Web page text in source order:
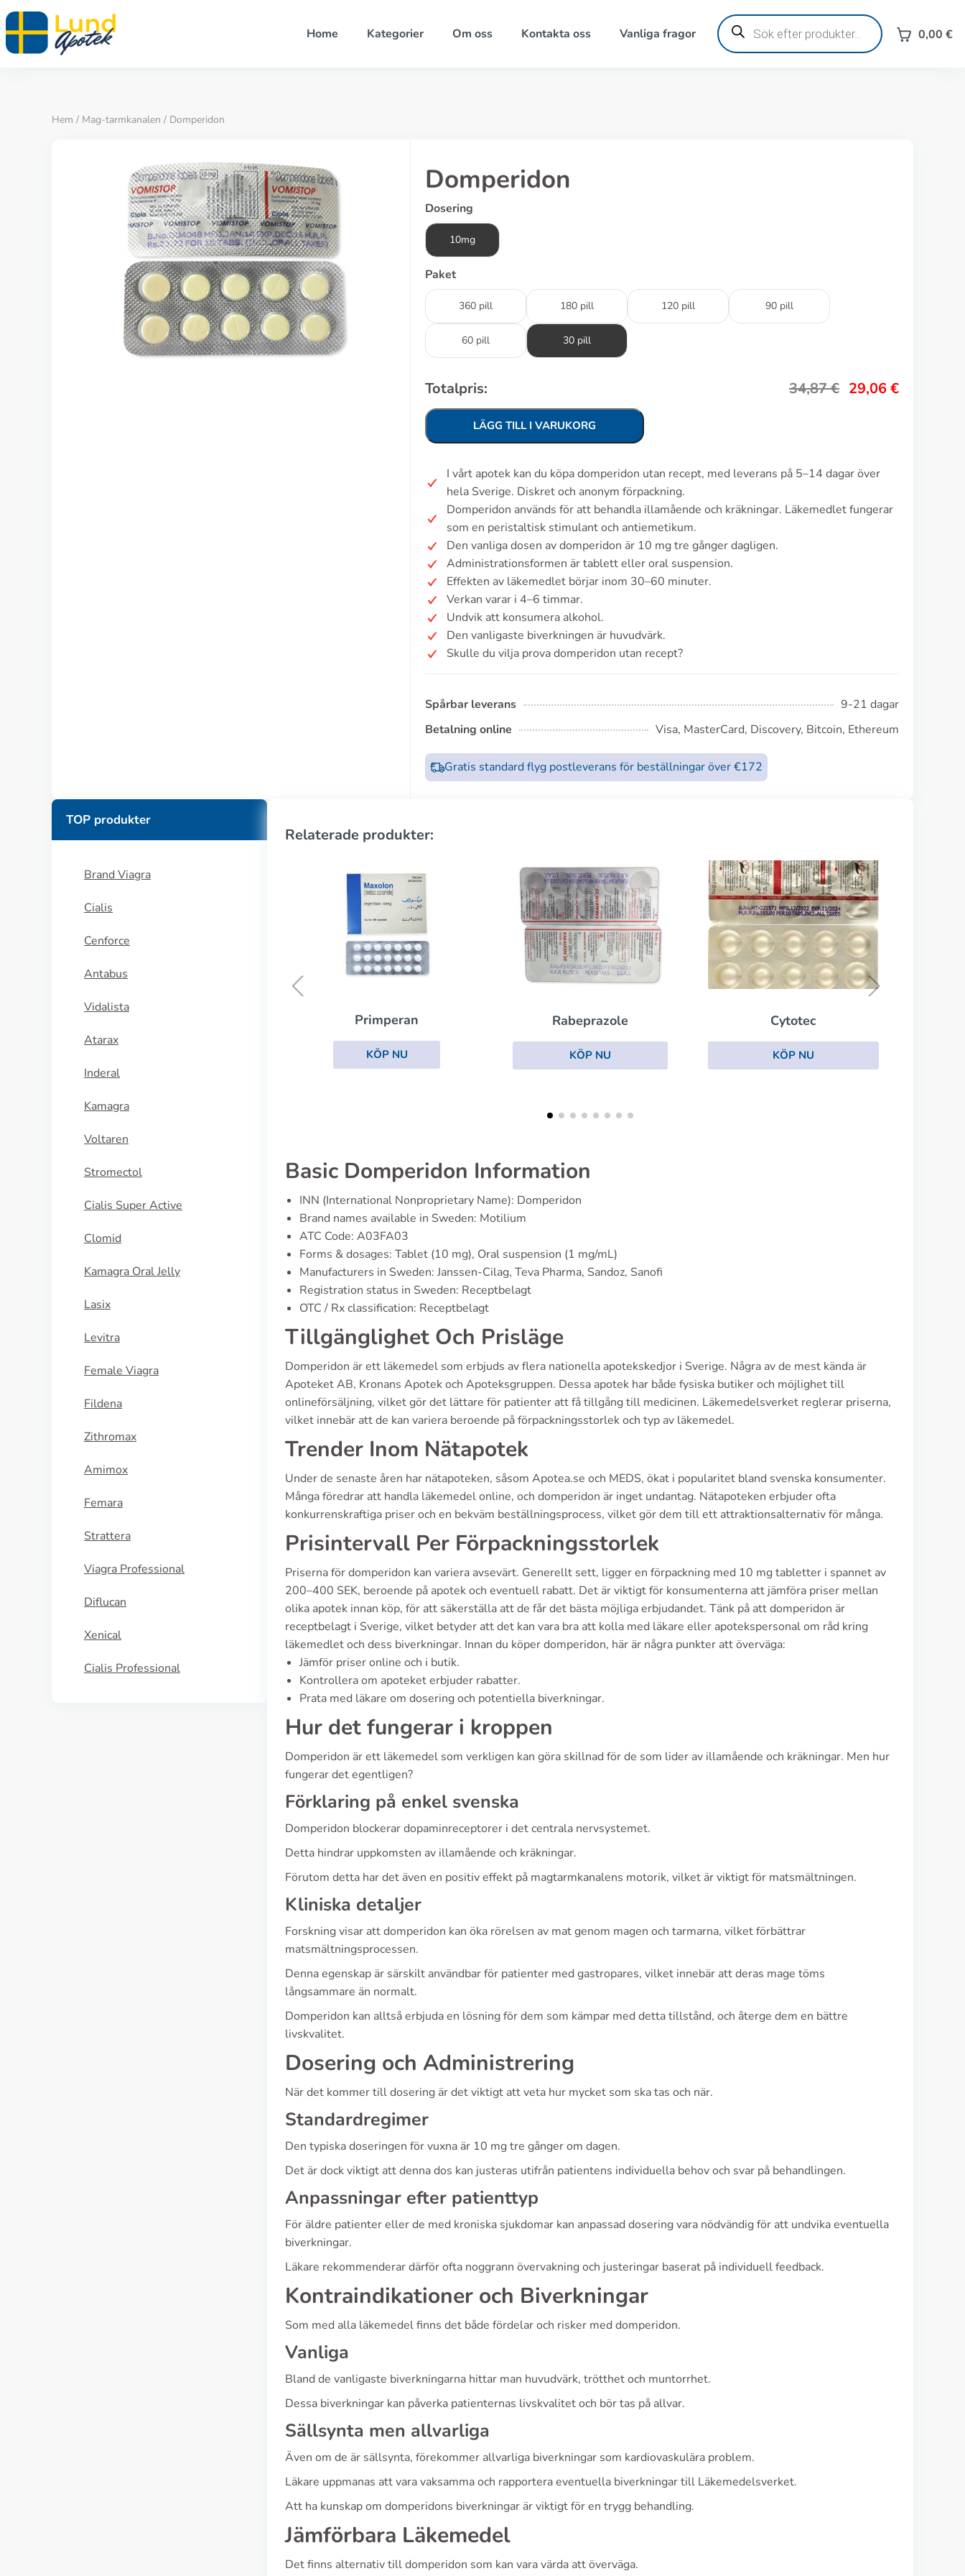
Home Kategorier Om oss Kontakta oss Vanliga fragor
Produktsökning
0,00 €
Hem / Mag-tarmkanalen / Domperidon
Domperidon
Dosering
10mg
Paket
360 pill 180 pill 120 pill 90 pill
60 pill 30 pill
Totalpris: 34,87€ 29,06€
LÄGG TILL I VARUKORG
I vårt apotek kan du köpa domperidon utan recept, med leverans på 5–14 dagar över
hela Sverige. Diskret och anonym förpackning.
Domperidon används för att behandla illamående och kräkningar. Läkemedlet fungerar
som en peristaltisk stimulant och antiemetikum.
Den vanliga dosen av domperidon är 10 mg tre gånger dagligen.
Administrationsformen är tablett eller oral suspension.
Effekten av läkemedlet börjar inom 30–60 minuter.
Verkan varar i 4–6 timmar.
Undvik att konsumera alkohol.
Den vanligaste biverkningen är huvudvärk.
Skulle du vilja prova domperidon utan recept?
Spårbar leverans
9-21 dagar
Betalning online
Visa, MasterCard, Discovery, Bitcoin, Ethereum
Gratis standard flyg postleverans för beställningar över €172
TOP produkter
Brand Viagra
Cialis
Cenforce
Antabus
Vidalista
Atarax
Inderal
Kamagra
Voltaren
Stromectol
Cialis Super Active
Clomid
Kamagra Oral Jelly
Lasix
Levitra
Female Viagra
Fildena
Zithromax
Amimox
Femara
Strattera
Viagra Professional
Diflucan
Xenical
Cialis Professional
Relaterade produkter:
Rabeprazole
KÖP NU
Cytotec
KÖP NU
Reglan
KÖP NU
Basic Domperidon Information
INN (International Nonproprietary Name): Domperidon
Brand names available in Sweden: Motilium
ATC Code: A03FA03
Forms & dosages: Tablet (10 mg), Oral suspension (1 mg/mL)
Manufacturers in Sweden: Janssen-Cilag, Teva Pharma, Sandoz, Sanofi
Registration status in Sweden: Receptbelagt
OTC / Rx classification: Receptbelagt
Tillgänglighet Och Prisläge
Domperidon är ett läkemedel som erbjuds av flera nationella apotekskedjor i Sverige. Några av de mest kända är
Apoteket AB, Kronans Apotek och Apoteksgruppen. Dessa apotek har både fysiska butiker och möjlighet till
onlineförsäljning, vilket gör det lättare för patienter att få tillgång till medicinen. Läkemedelsverket reglerar priserna,
vilket innebär att de kan variera beroende på förpackningsstorlek och typ av läkemedel.
Trender Inom Nätapotek
Under de senaste åren har nätapoteken, såsom Apotea.se och MEDS, ökat i popularitet bland svenska konsumenter.
Många föredrar att handla läkemedel online, och domperidon är inget undantag. Nätapoteken erbjuder ofta
konkurrenskraftiga priser och en bekväm beställningsprocess, vilket gör dem till ett attraktionsalternativ för många.
Prisintervall Per Förpackningsstorlek
Priserna för domperidon kan variera avsevärt. Generellt sett, ligger en förpackning med 10 mg tabletter i spannet av
200–400 SEK, beroende på apotek och eventuell rabatt. Det är viktigt för konsumenterna att jämföra priser mellan
olika apotek innan köp, för att säkerställa att de får det bästa möjliga erbjudandet. Tänk på att domperidon är
receptbelagt i Sverige, vilket betyder att det kan vara bra att kolla med läkare eller apotekspersonal om råd kring
läkemedlet och dess biverkningar. Innan du köper domperidon, här är några punkter att överväga:
Jämför priser online och i butik.
Kontrollera om apoteket erbjuder rabatter.
Prata med läkare om dosering och potentiella biverkningar.
Hur det fungerar i kroppen
Domperidon är ett läkemedel som verkligen kan göra skillnad för de som lider av illamående och kräkningar. Men hur
fungerar det egentligen?
Förklaring på enkel svenska
Domperidon blockerar dopaminreceptorer i det centrala nervsystemet.
Detta hindrar uppkomsten av illamående och kräkningar.
Förutom detta har det även en positiv effekt på magtarmkanalens motorik, vilket är viktigt för matsmältningen.
Kliniska detaljer
Forskning visar att domperidon kan öka rörelsen av mat genom magen och tarmarna, vilket förbättrar
matsmältningsprocessen.
Denna egenskap är särskilt användbar för patienter med gastropares, vilket innebär att deras mage töms
långsammare än normalt.
Domperidon kan alltså erbjuda en lösning för dem som kämpar med detta tillstånd, och återge dem en bättre
livskvalitet.
Dosering och Administrering
När det kommer till dosering är det viktigt att veta hur mycket som ska tas och när.
Standardregimer
Den typiska doseringen för vuxna är 10 mg tre gånger om dagen.
Det är dock viktigt att denna dos kan justeras utifrån patientens individuella behov och svar på behandlingen.
Anpassningar efter patienttyp
För äldre patienter eller de med kroniska sjukdomar kan anpassad dosering vara nödvändig för att undvika eventuella
biverkningar.
Läkare rekommenderar därför ofta noggrann övervakning och justeringar baserat på individuell feedback.
Kontraindikationer och Biverkningar
Som med alla läkemedel finns det både fördelar och risker med domperidon.
Vanliga
Bland de vanligaste biverkningarna hittar man huvudvärk, trötthet och muntorrhet.
Dessa biverkningar kan påverka patienternas livskvalitet och bör tas på allvar.
Sällsynta men allvarliga
Även om de är sällsynta, förekommer allvarliga biverkningar som kardiovaskulära problem.
Läkare uppmanas att vara vaksamma och rapportera eventuella biverkningar till Läkemedelsverket.
Att ha kunskap om domperidons biverkningar är viktigt för en trygg behandling.
Jämförbara Läkemedel
Det finns alternativ till domperidon som kan vara värda att överväga.